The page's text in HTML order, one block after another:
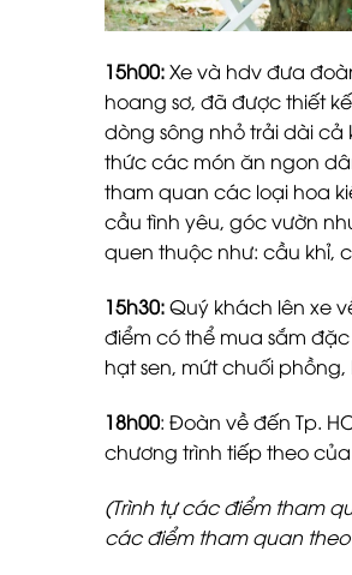
15h00:Xe và hdv đưa
hoang sơ, đã được thiết
dòng sông nhỏ trải dài cả
thức các món ăn ngon
tham quan các loại hoa
cầu tình yêu, góc vườn
quen thuộc như: cầu khỉ,
15h30:Quý khách lên xe
điểm có thể mua sắm
hạt sen, mứt chuối
18h00: Đoàn về đến Tp.
chương trình tiếp theo của
(Trình tự các điểm tham
các điểm tham quan